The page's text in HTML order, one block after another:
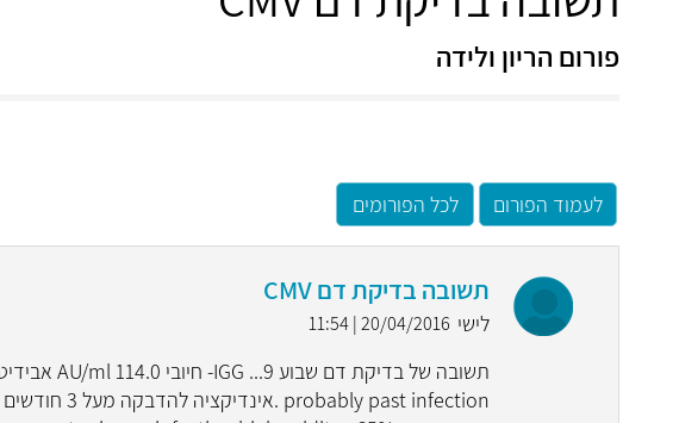
פורום הריון ולידה
לעמוד הפורום לכל הפורומים
תשובה בדיקת דם CMV
לישי 20/04/2016 | 11:54